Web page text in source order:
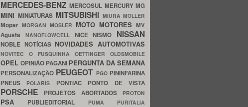
MERCEDES-BENZMERCOSUL MERCURYMG
MINI MINIATURAS MITSUBISHI MIURA MOLLER
Mopar MORGAN MOSLER MOTO MOTORES MV
Agusta NANOFLOWCELL NICENISMO NISSAN
NOBLE NOTÍCIAS NOVIDADES AUTOMOTIVAS
NOVITEC O FUSQUINHA OETTINGER OLDSMOBILE
OPEL OPINIÃO PAGANI PERGUNTA DA SEMANA
PERSONALIZAÇÃO PEUGEOT PGO PININFARINA
PNEUS
POLARIS PONTIAC PONTO DE VISTA
PORSCHE PROJETOS ABORTADOS PROTON
PSA PUBLIEDITORIAL PUMA PURITALIA